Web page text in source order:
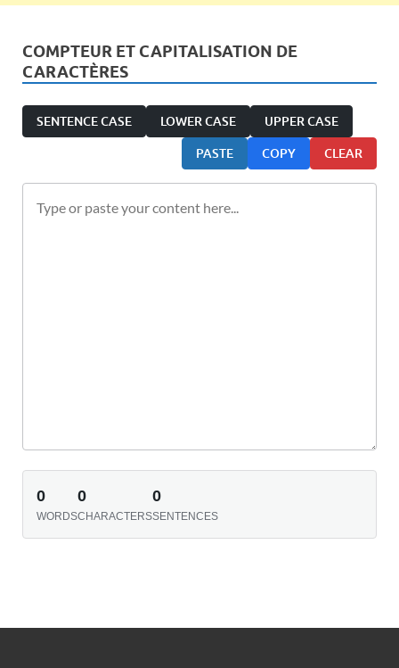
COMPTEUR ET CAPITALISATION DE
CARACTÈRES
SENTENCE CASE LOWER CASE UPPER CASE
PASTE COPY CLEAR
0
WORDS
0
CHARACTERS
0
SENTENCES